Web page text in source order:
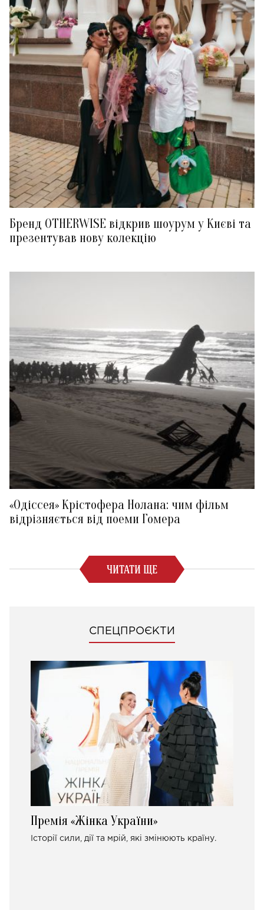
Бренд OTHERWISE відкрив шоурум у Києві та
презентував нову колекцію
«Одіссея» Крістофера Нолана: чим фільм
відрізняється від поеми Гомера
ЧИТАТИ ЩЕ
СПЕЦПРОЄКТИ
Премія «Жінка України»
Історії сили, дії та мрій, які змінюють країну.